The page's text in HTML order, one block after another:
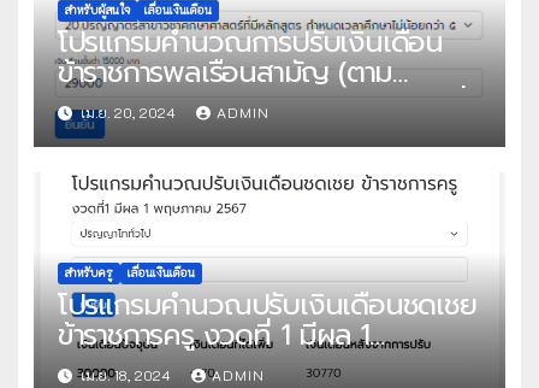
สำหรับผู้สนใจ เลื่อนเงินเดือน
โปรแกรมคำนวณการปรับเงินเดือน
ข้าราชการพลเรือนสามัญ (ตาม
คุณวุฒิของสถานศึกษาในประเทศ) ที่
บรรจุก่อน 1 พฤษภาคม 2567 มีผล 1
พฤษภาคม 2567
เม.ย. 20, 2024 ADMIN
สำหรับครู เลื่อนเงินเดือน
โปรแกรมคำนวณปรับเงินเดือนชดเชย
ข้าราชการครู งวดที่ 1 มีผล 1
พฤษภาคม 2567
เม.ย. 18, 2024 ADMIN